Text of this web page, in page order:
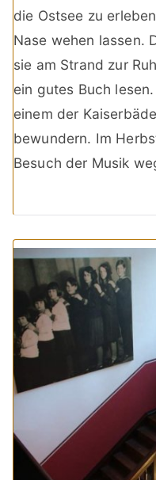
die Ostsee zu
Nase wehen lassen.
sie am Strand zur
ein gutes Buch
einem der
bewundern. Im
Besuch der Musik